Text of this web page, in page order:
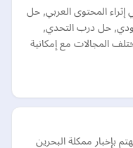
المحتوى العربي, حل
حل درب التحدي,
المجالات مع إمكانية
بإخبار ممكلة البحرين